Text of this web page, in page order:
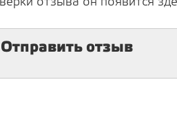
Отправить отзыв